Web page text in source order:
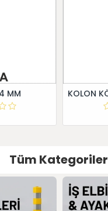
MM
Tüm Kategoriler